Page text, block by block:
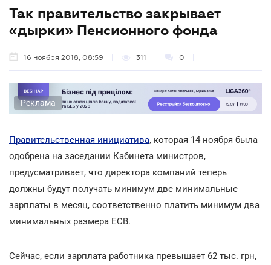
Так правительство закрывает
«дырки» Пенсионного фонда
16 ноября 2018, 08:59 311 0
Реклама
Правительственная инициатива, которая 14 ноября была
одобрена на заседании Кабинета министров,
предусматривает, что директора компаний теперь
должны будут получать минимум две минимальные
зарплаты в месяц, соответственно платить минимум два
минимальных размера ЕСВ.
Сейчас, если зарплата работника превышает 62 тыс. грн,